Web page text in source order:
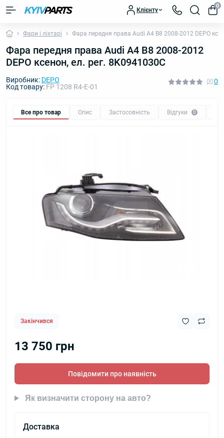
Клієнту
0
Фари і ліхтарі Фара передня права Audi A4 B8 2008-2012 DEPO
Фара передня права Audi A4 B8 2008-2012
DEPO ксенон, ел. рег. 8K0941030C
Виробник: DEPO
Код товару: FP 1208 R4-E-01
0
Все про товар Опис Застосовність Відгуки 0
Закінчився
13 750 грн
Повідомити про наявність
Як визначити сторону на авто?
Доставка